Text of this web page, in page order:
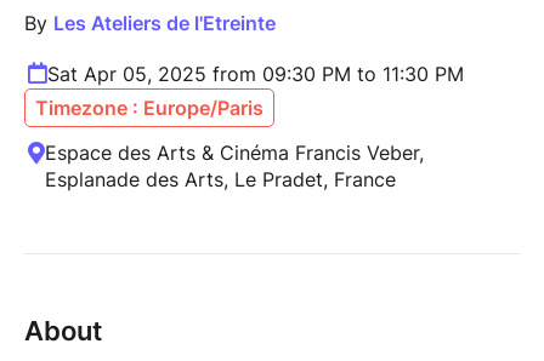
By Les Ateliers de l'Etreinte
Sat Apr 05, 2025 from 09:30 PM to 11:30 PM
Timezone : Europe/Paris
Espace des Arts & Cinéma Francis Veber,
Esplanade des Arts, Le Pradet, France
About